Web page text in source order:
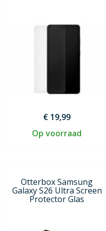
€ 19,99
Op voorraad
Otterbox Samsung
Galaxy S26 Ultra Screen
Protector Glas